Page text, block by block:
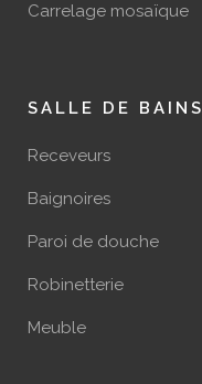
Carrelage mosaïque
SALLE DE BAINS
Receveurs
Baignoires
Paroi de douche
Robinetterie
Meuble